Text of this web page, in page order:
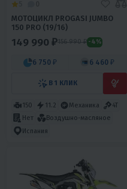
МОТОЦИКЛ PROGASI JUMBO
150 PRO (19/16)
149 990 ₽156 990 ₽ -4%
6 750 ₽ 6 460 ₽
В 1 КЛИК
150 11.2 Механика
4T
Нет
Воздушно-масляное
Испания